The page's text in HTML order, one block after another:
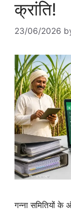
क्रांति!
23/06/2026
गन्ना समितियों